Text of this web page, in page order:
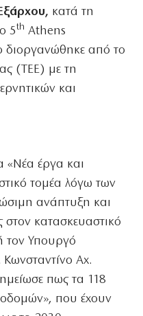
κατά τη
5th Athens
διοργανώθηκε από το
(ΤΕΕ) με τη
και
«Νέα έργα και
τομέα λόγω των
ανάπτυξη και
κατασκευαστικό
τον Υπουργό
Αχ.
πως τα 118
που έχουν